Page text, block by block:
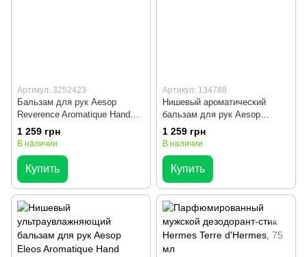
Артикул: 3252423
Бальзам для рук Aesop
Reverence Aromatique Hand
Balm, 75 мл
1 259 грн
В наличии
Купить
Артикул: 134788
Нишевый ароматический
бальзам для рук Aesop
Resurrection Aromatique Hand
Balm, 75 мл
1 259 грн
В наличии
Купить